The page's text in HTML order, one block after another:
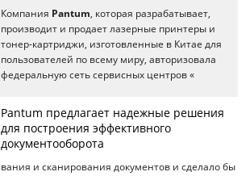
Компания Pantum , которая разрабатывает,
производит и продает лазерные принтеры и
тонер-картриджи, изготовленные в Китае для
пользователей по всему миру, авторизовала
федеральную сеть сервисных центров «
Pantum предлагает надежные решения
для построения эффективного
документооборота
вания и сканирования документов и сделало бы